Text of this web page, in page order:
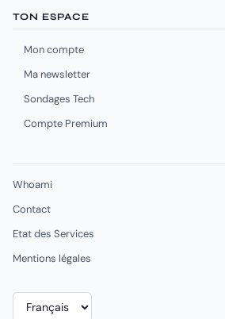
TON ESPACE
Mon compte
Ma newsletter
Sondages Tech
Compte Premium
Whoami
Contact
Etat des Services
Mentions légales
Choisir